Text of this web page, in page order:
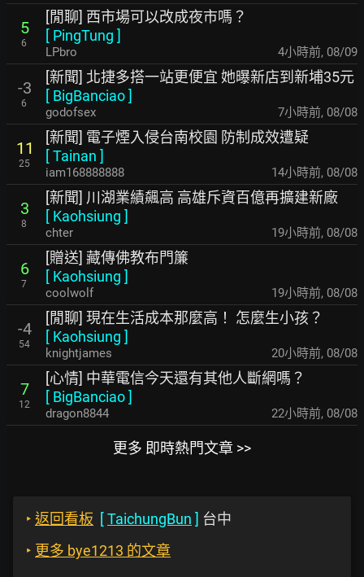
5
6
[閒聊] 西市場可以改成夜市嗎？
[ PingTung ]
LPbro 4小時前, 08/09
-3
6
[新聞] 北捷多搭一站更便宜 她曝新店到新埔35元
[ BigBanciao]
godofsex 7小時前, 08/08
11
25
[新聞] 電子煙入侵台南校園 防制成效遭疑
[Tainan ]
iam168888888 14小時前, 08/08
3
8
[新聞] 川湖業績飆高 高雄斥資百億再擴建新廠
[ Kaohsiung ]
chter 19小時前, 08/08
6
7
[贈送] 藏傳佛教布門簾
[ Kaohsiung ]
coolwolf 19小時前, 08/08
-4
54
[閒聊] 現在生活成本那麼高！ 怎麼生小孩？
[ Kaohsiung ]
knightjames 20小時前, 08/08
7
12
[心情] 中華電信今天還有其他人斷網嗎？
[ BigBanciao]
dragon8844 22小時前, 08/08
更多 即時熱門文章 >>
‣ 返回看板 [TaichungBun ] 台中
‣ 更多 bye1213 的文章